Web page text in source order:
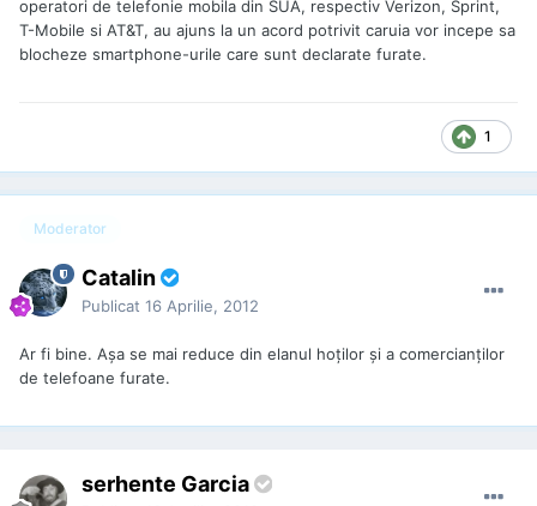
operatori de telefonie mobila din SUA, respectiv Verizon, Sprint,
T-Mobile si AT&T, au ajuns la un acord potrivit caruia vor incepe sa
blocheze smartphone-urile care sunt declarate furate.
1
Moderator
Catalin
Publicat 16 Aprilie, 2012
Ar fi bine. Așa se mai reduce din elanul hoților și a comercianților
de telefoane furate.
serhente Garcia